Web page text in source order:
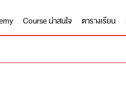
Course น่าสนใจ ตารางเรียน